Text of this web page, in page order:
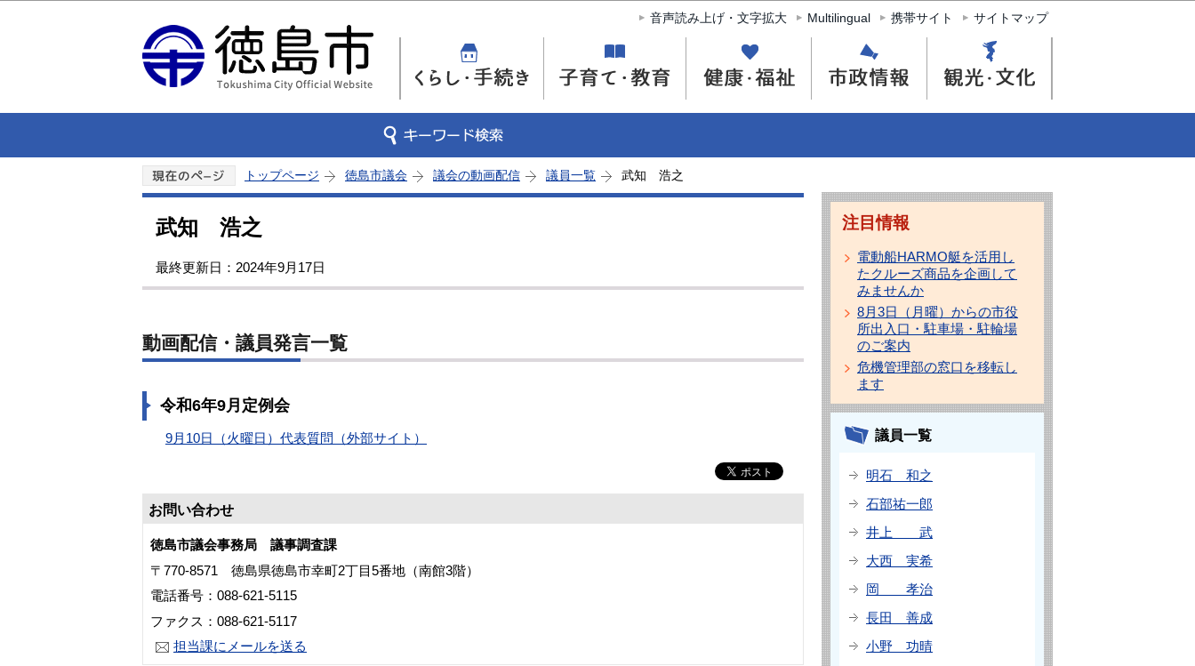
このページの本文へ移動
音声読み上げ・文字拡大 Multilingual 携帯サイト サイトマップ
トップページ 徳島市議会 議会の動画配信 議員一覧 武知 浩之
武知 浩之
最終更新日：2024年9月17日
動画配信・議員発言一覧
令和6年9月定例会
9月10日（火曜日）代表質問（外部サイト）
お問い合わせ
徳島市議会事務局 議事調査課
〒770-8571 徳島県徳島市幸町2丁目5番地（南館3階）
電話番号：088-621-5115
ファクス：088-621-5117
担当課にメールを送る
注目情報
電動船HARMO艇を活用し
たクルーズ商品を企画して
みませんか
8月3日（月曜）からの市役
所出入口・駐車場・駐輪場
のご案内
危機管理部の窓口を移転し
ます
議員一覧
明石 和之
石部祐一郎
井上 武
大西 実希
岡 孝治
長田 善成
小野 功晴